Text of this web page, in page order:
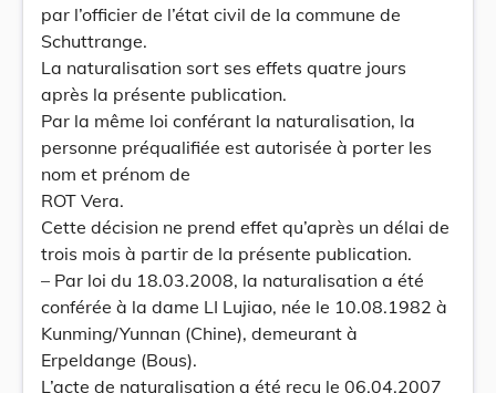
par l’officier de l’état civil de la commune de
Schuttrange.
La naturalisation sort ses effets quatre jours
après la présente publication.
Par la même loi conférant la naturalisation, la
personne préqualifiée est autorisée à porter les
nom et prénom de
ROT Vera.
Cette décision ne prend effet qu’après un délai de
trois mois à partir de la présente publication.
– Par loi du 18.03.2008, la naturalisation a été
conférée à la dame LI Lujiao, née le 10.08.1982 à
Kunming/Yunnan (Chine), demeurant à
Erpeldange (Bous).
L’acte de naturalisation a été reçu le 06.04.2007